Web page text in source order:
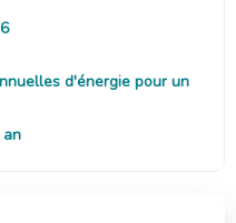
d'énergie pour un